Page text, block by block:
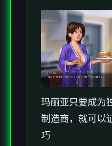
玛丽亚只要成为
制造商，就可以
巧